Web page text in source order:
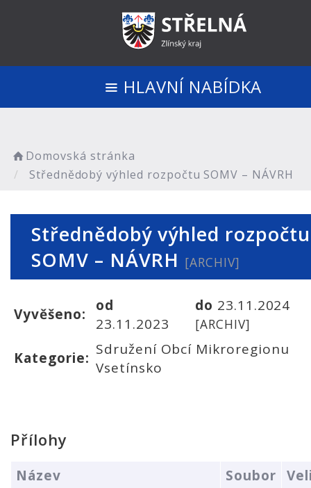
HLAVNÍ NABÍDKA
Domovská stránka
Střednědobý výhled rozpočtu SOMV – NÁVRH
Střednědobý výhled rozpočtu
SOMV – NÁVRH [ARCHIV]
Vyvěšeno:
od
23.11.2023
do 23.11.2024
[ARCHIV]
Kategorie: Sdružení Obcí Mikroregionu
Vsetínsko
Přílohy
Název Soubor